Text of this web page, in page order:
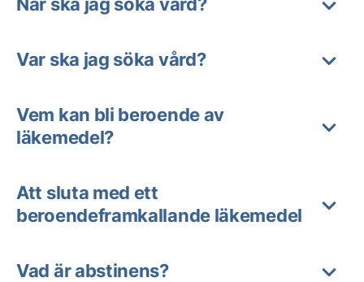
Var ska jag söka vård?
Vem kan bli beroende av
läkemedel?
Att sluta med ett
beroendeframkallande läkemedel
Vad är abstinens?